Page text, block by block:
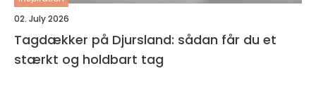
02. July 2026
Tagdækker på Djursland: sådan får du et
stærkt og holdbart tag